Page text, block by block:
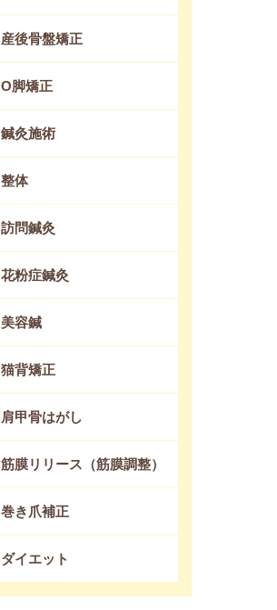
産後骨盤矯正
O脚矯正
鍼灸施術
整体
訪問鍼灸
花粉症鍼灸
美容鍼
猫背矯正
肩甲骨はがし
筋膜リリース（筋膜調整）
巻き爪補正
ダイエット